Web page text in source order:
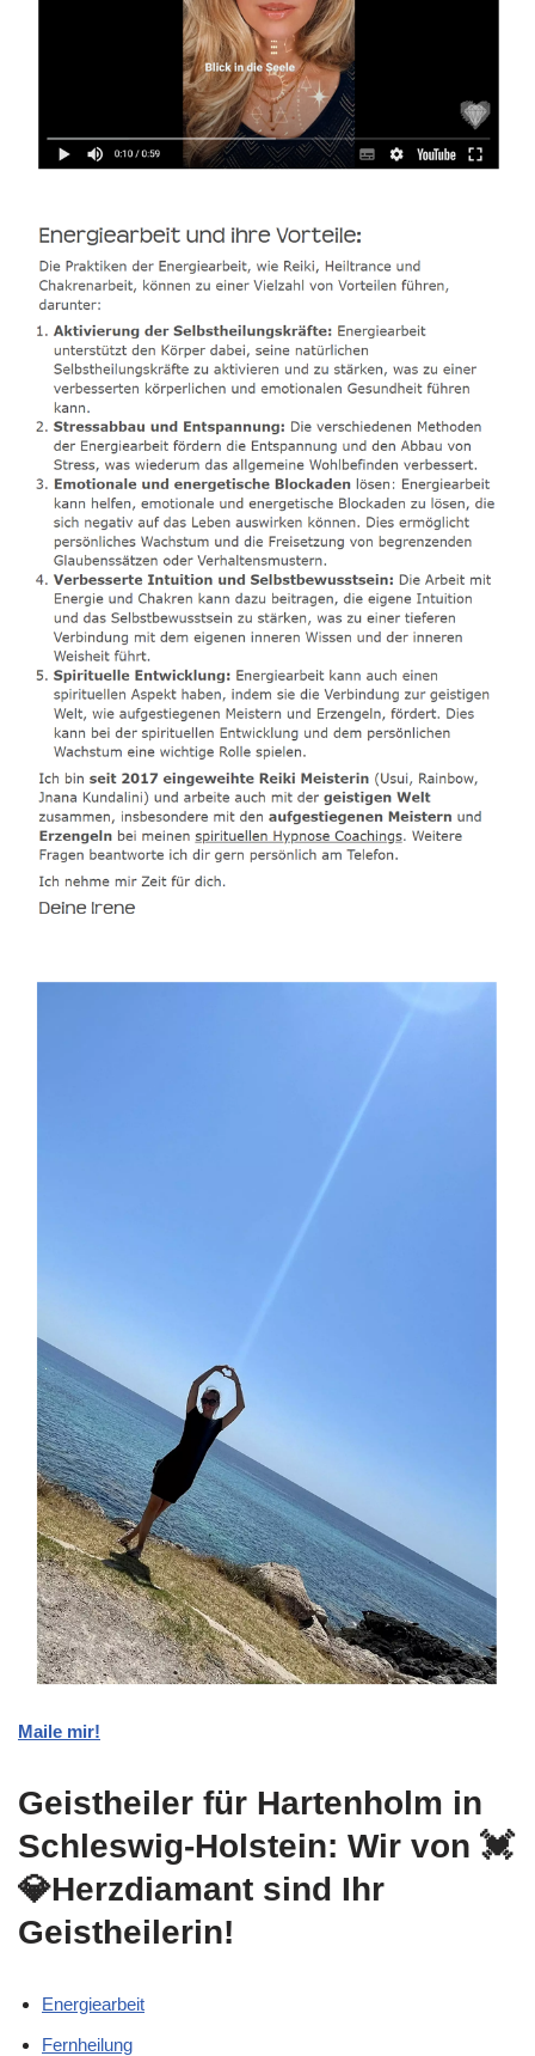
Maile mir!
Geistheiler für Hartenholm in
Schleswig-Holstein: Wir von 💓️
💎Herzdiamant sind Ihr
Geistheilerin!
Energiearbeit
Fernheilung